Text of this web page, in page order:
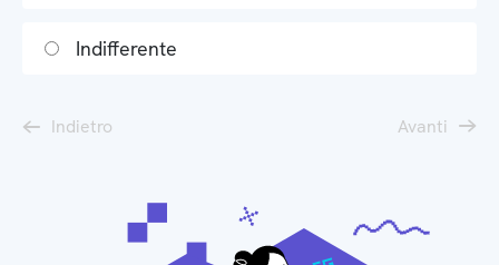
Indifferente
Indietro Avanti